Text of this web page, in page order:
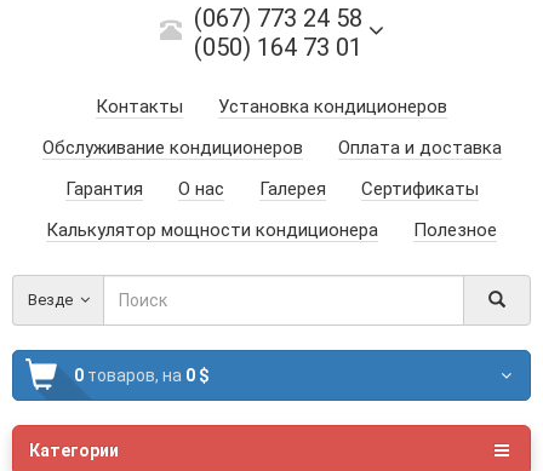
(067) 773 24 58
(050) 164 73 01
Контакты
Установка кондиционеров
Обслуживание кондиционеров
Оплата и доставка
Гарантия
О нас Галерея
Сертификаты
Калькулятор мощности кондиционера
Полезное
Везде
0 товаров, на 0 $
Категории